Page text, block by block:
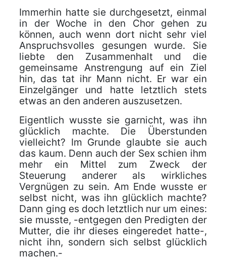
Immerhin hatte sie durchgesetzt, einmal
in der Woche in den Chor gehen zu
können, auch wenn dort nicht sehr viel
Anspruchsvolles gesungen wurde. Sie
liebte den Zusammenhalt und die
gemeinsame Anstrengung auf ein Ziel
hin, das tat ihr Mann nicht. Er war ein
Einzelgänger und hatte letztlich stets
etwas an den anderen auszusetzen.
Eigentlich wusste sie garnicht, was ihn
glücklich machte. Die Überstunden
vielleicht? Im Grunde glaubte sie auch
das kaum. Denn auch der Sex schien ihm
mehr ein Mittel zum Zweck der
Steuerung anderer als wirkliches
Vergnügen zu sein. Am Ende wusste er
selbst nicht, was ihn glücklich machte?
Dann ging es doch letztlich nur um eines:
sie musste, -entgegen den Predigten der
Mutter, die ihr dieses eingeredet hatte-,
nicht ihn, sondern sich selbst glücklich
machen.-